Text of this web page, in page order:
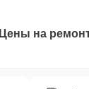
Цены на